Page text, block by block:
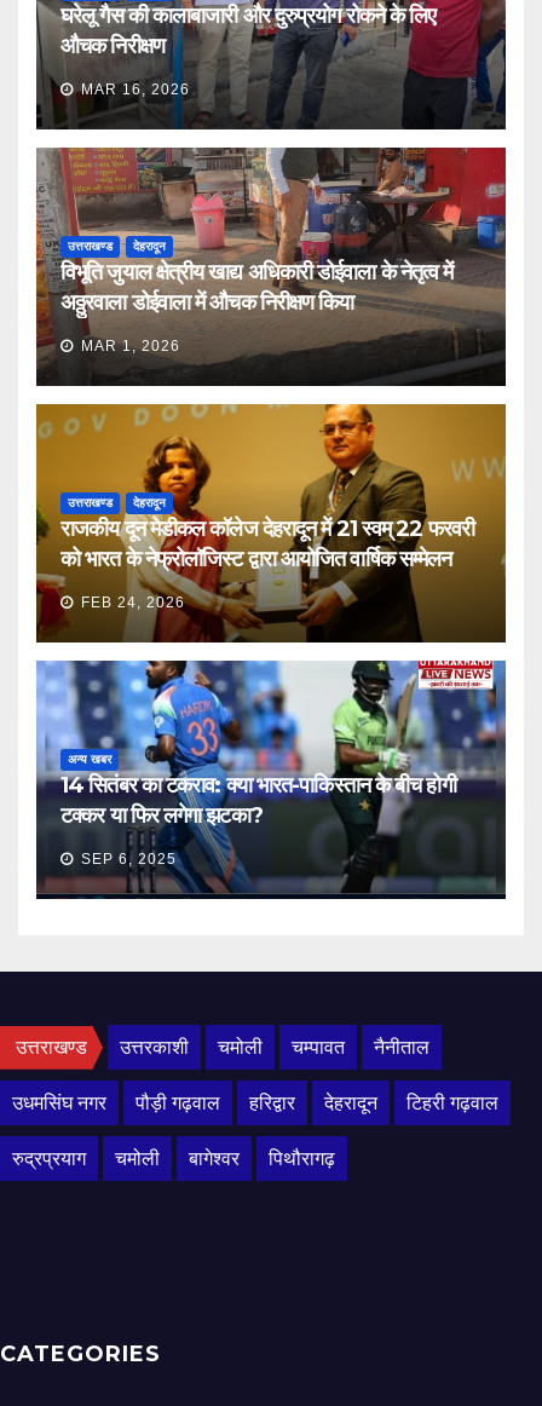
घरेलू गैस की कालाबाजारी और दुरुप्रयोग रोकने के लिए
औचक निरीक्षण
MAR 16, 2026
उत्तराखण्ड देहरादून
विभूति जुयाल क्षेत्रीय खाद्य अधिकारी डोईवाला के नेतृत्व में
अठ्ठुरवाला डोईवाला में औचक निरीक्षण किया
MAR 1, 2026
उत्तराखण्ड देहरादून
राजकीय दून मेडीकल कॉलेज देहरादून में 21 स्वम् 22 फरवरी
को भारत के नेफ्रोलॉजिस्ट द्वारा आयोजित वार्षिक सम्मेलन
FEB 24, 2026
अन्य खबर
14 सितंबर का टकराव: क्या भारत-पाकिस्तान के बीच होगी
टक्कर या फिर लगेगा झटका?
SEP 6, 2025
उत्तराखण्ड उत्तरकाशी चमोली चम्पावत नैनीताल
उधमसिंघ नगर पौड़ी गढ़वाल हरिद्वार देहरादून टिहरी गढ़वाल
रुद्रप्रयाग चमोली बागेश्वर पिथौरागढ़
CATEGORIES